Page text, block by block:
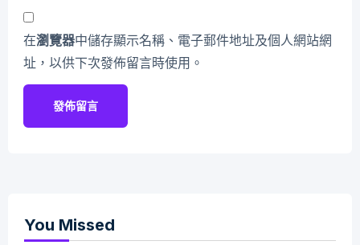
在瀏覽器中儲存顯示名稱、電子郵件地址及個人網站網
址，以供下次發佈留言時使用。
You Missed